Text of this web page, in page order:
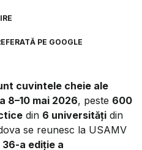
PE GOOGLE
cuvintele cheie ale
8–10 mai 2026, peste 600
din 6 universități din
se reunesc la USAMV
36-a ediție a